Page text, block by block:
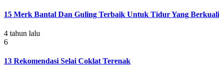
15 Merk Bantal Dan Guling Terbaik Untuk Tidur Yang
4 tahun lalu
6
13 Rekomendasi Selai Coklat Terenak